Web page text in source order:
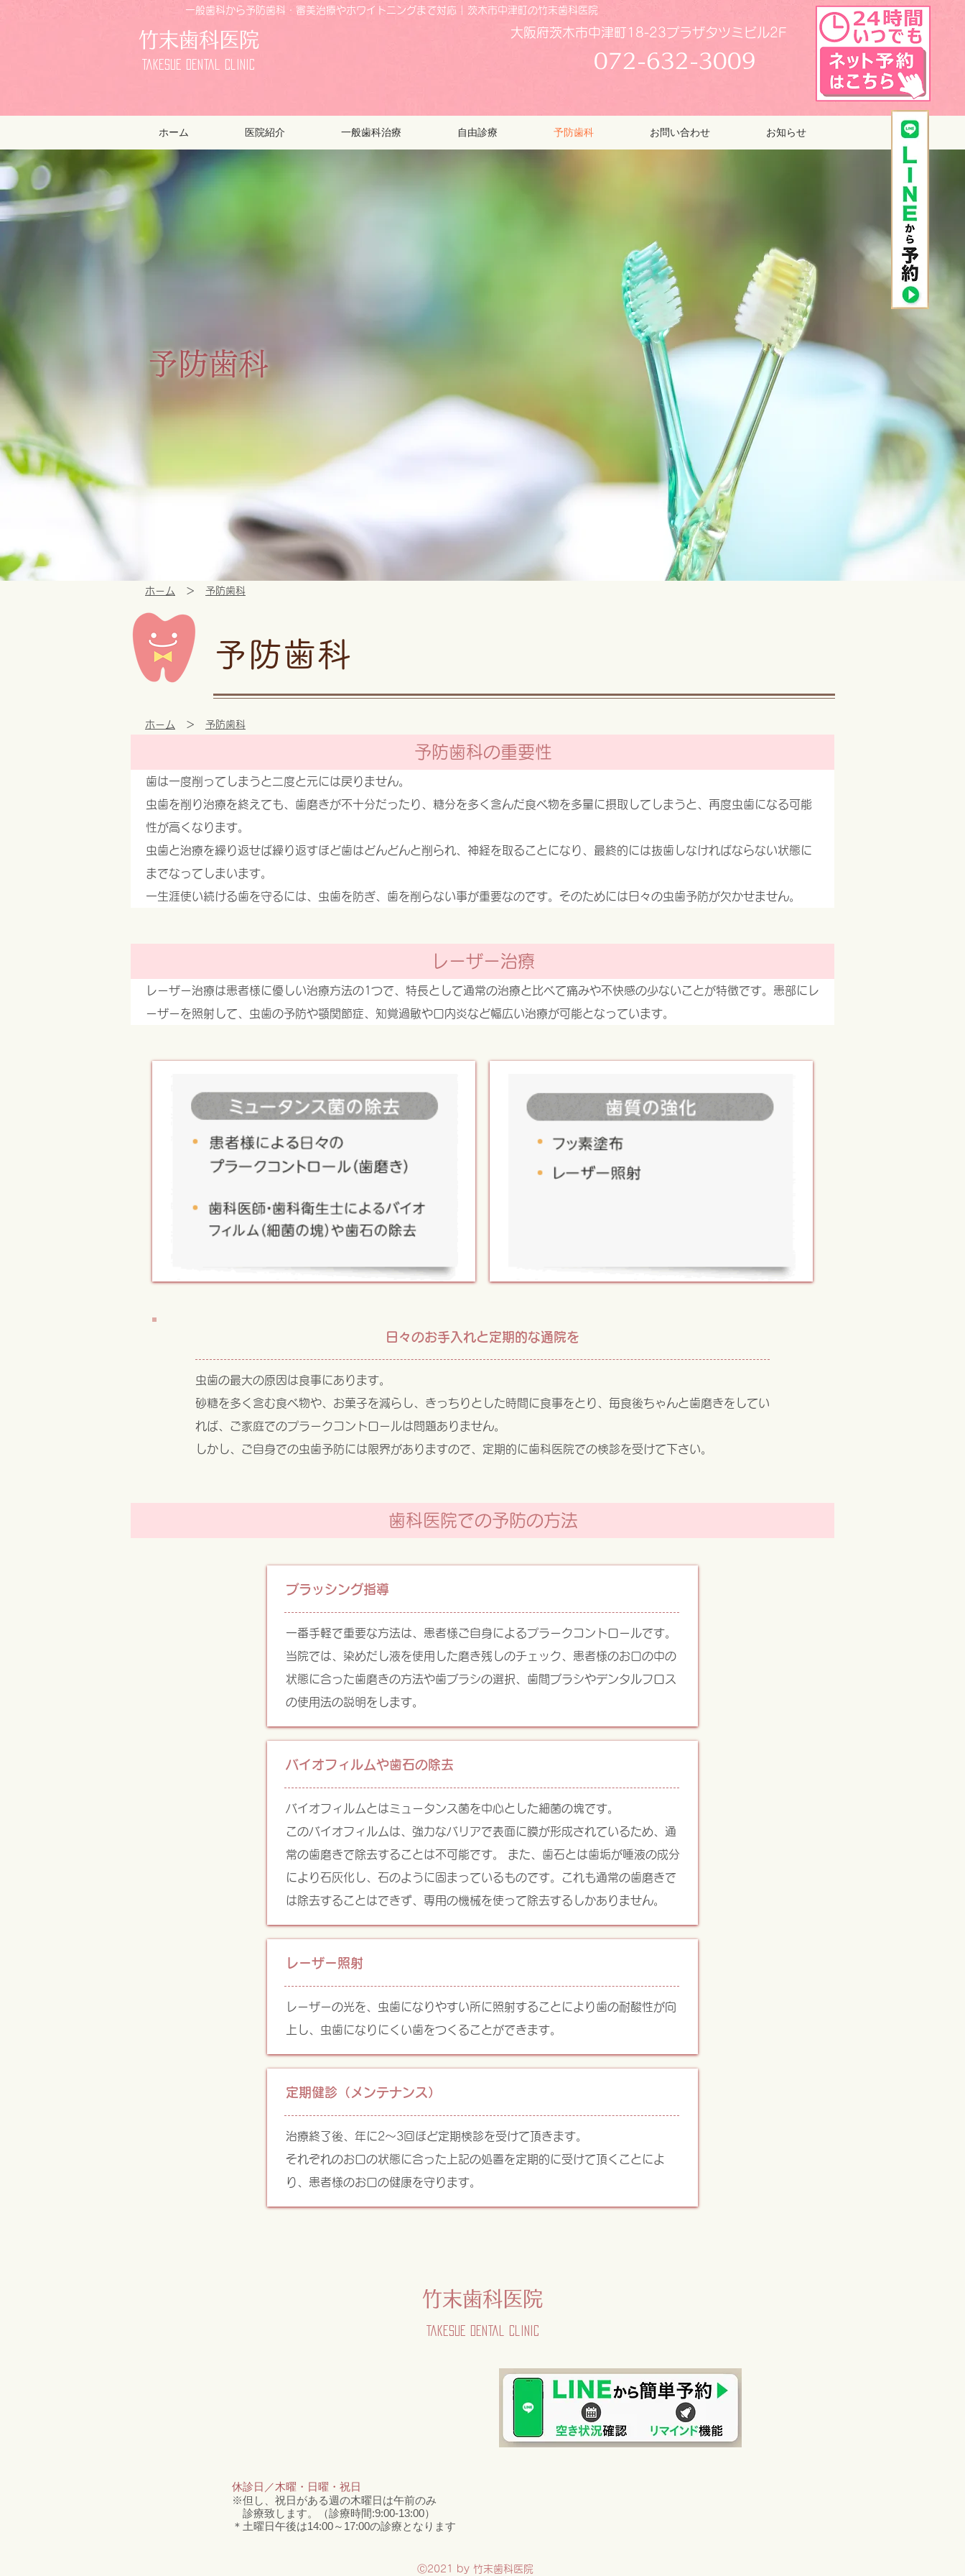
一般歯科から予防歯科・審美治療やホワイトニングまで対応 | 茨木市中津町の竹末歯科医院
竹末歯科医院
Takesue Dental Clinic
大阪府茨木市中津町18-23プラザタツミビル2F
072-632-3009
ホーム 医院紹介 一般歯科治療 自由診療 予防歯科 お問い合わせ お知らせ
予防歯科
ホーム ＞ 予防歯科
予防歯科
ホーム ＞ 予防歯科
予防歯科の重要性
歯は一度削ってしまうと二度と元には戻りません。
虫歯を削り治療を終えても、歯磨きが不十分だったり、糖分を多く含んだ食べ物を多量に摂取してしまうと、再度虫歯になる可能
性が高くなります。
虫歯と治療を繰り返せば繰り返すほど歯はどんどんと削られ、神経を取ることになり、最終的には抜歯しなければならない状態に
までなってしまいます。
一生涯使い続ける歯を守るには、虫歯を防ぎ、歯を削らない事が重要なのです。そのためには日々の虫歯予防が欠かせません。
レーザー治療
レーザー治療は患者様に優しい治療方法の1つで、特長として通常の治療と比べて痛みや不快感の少ないことが特徴です。患部にレ
ーザーを照射して、虫歯の予防や顎関節症、知覚過敏や口内炎など幅広い治療が可能となっています。
日々のお手入れと定期的な通院を
虫歯の最大の原因は食事にあります。
砂糖を多く含む食べ物や、お菓子を減らし、きっちりとした時間に食事をとり、毎食後ちゃんと歯磨きをしてい
れば、ご家庭でのプラークコントロールは問題ありません。
しかし、ご自身での虫歯予防には限界がありますので、定期的に歯科医院での検診を受けて下さい。
歯科医院での予防の方法
ブラッシング指導
一番手軽で重要な方法は、患者様ご自身によるプラークコントロールです。
当院では、染めだし液を使用した磨き残しのチェック、患者様のお口の中の
状態に合った歯磨きの方法や歯ブラシの選択、歯間ブラシやデンタルフロス
の使用法の説明をします。
バイオフィルムや歯石の除去
バイオフィルムとはミュータンス菌を中心とした細菌の塊です。
このバイオフィルムは、強力なバリアで表面に膜が形成されているため、通
常の歯磨きで除去することは不可能です。 また、歯石とは歯垢が唾液の成分
により石灰化し、石のように固まっているものです。これも通常の歯磨きで
は除去することはできず、専用の機械を使って除去するしかありません。
レーザー照射
レーザーの光を、虫歯になりやすい所に照射することにより歯の耐酸性が向
上し、虫歯になりにくい歯をつくることができます。
定期健診（メンテナンス）
治療終了後、年に2～3回ほど定期検診を受けて頂きます。
それぞれのお口の状態に合った上記の処置を定期的に受けて頂くことによ
り、患者様のお口の健康を守ります。
竹末歯科医院
Takesue Dental Clinic
休診日／木曜・日曜・祝日
※但し、祝日がある週の木曜日は午前のみ
​ 診療致します。（診療時間:9:00-13:00）
​＊土曜日午後は14:00～17:00の診療となります
Ⓒ2021 by 竹末歯科医院